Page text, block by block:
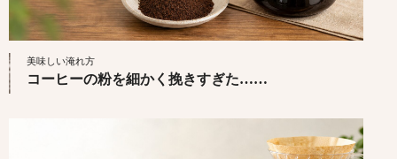
美味しい淹れ方
コーヒーの粉を細かく挽きすぎた……